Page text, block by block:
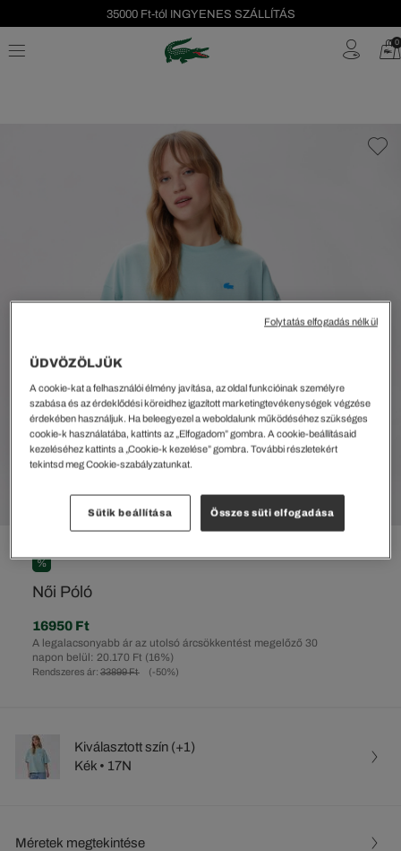
35000 Ft-tól INGYENES SZÁLLÍTÁS
Szezonális leárazás akár -40%! 0
%
Női Póló
Rendszeres ár: 33899 Ft (-50%)
A legalacsonyabb ár az utolsó árcsökkentést megelőző 30
napon belül: 20.170 Ft (16%)
16950 Ft
Kiválasztott szín (+1)
Kék • 17N
Méretek megtekintése
ÜDVÖZÖLJÜK
A cookie-kat a felhasználói élmény javítása, az oldal funkcióinak személyre
szabása és az érdeklődési köreidhez igazított marketingtevékenységek végzése
érdekében használjuk. Ha beleegyezel a weboldalunk működéséhez szükséges
cookie-k használatába, kattints az „Elfogadom” gombra. A cookie-beállításaid
kezeléséhez kattints a „Cookie-k kezelése” gombra. További részletekért
tekintsd meg Cookie-szabályzatunkat.
Sütik beállítása Összes süti elfogadása
Folytatás elfogadás nélkül